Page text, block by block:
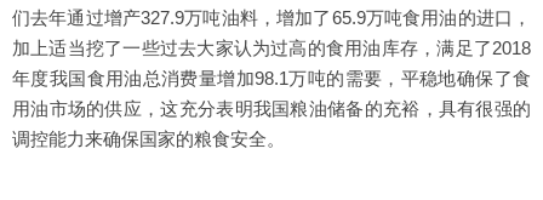
们去年通过增产327.9万吨油料，增加了65.9万吨食用油的进口，
加上适当挖了一些过去大家认为过高的食用油库存，满足了2018
年度我国食用油总消费量增加98.1万吨的需要，平稳地确保了食
用油市场的供应，这充分表明我国粮油储备的充裕，具有很强的
调控能力来确保国家的粮食安全。